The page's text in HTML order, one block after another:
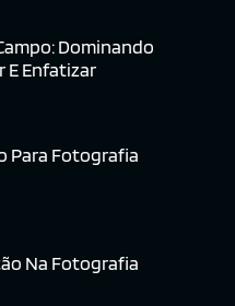
Dominando
E Enfatizar
Para Fotografia
Na Fotografia